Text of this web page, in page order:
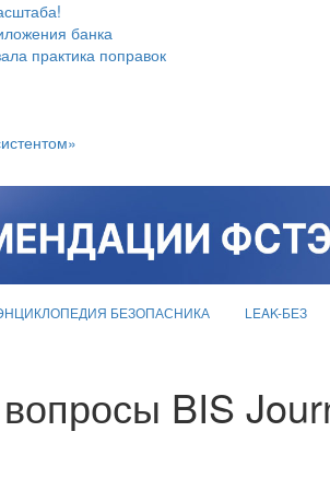
банка
практика поправок
БЕЗОПАСНИКА LEAK-БЕЗ
BIS